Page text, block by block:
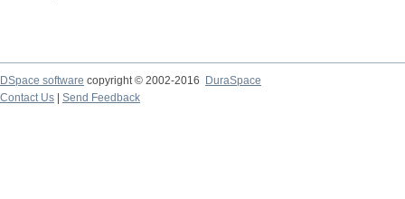
DSpace software copyright © 2002-2016
DuraSpace
Contact Us
Send Feedback